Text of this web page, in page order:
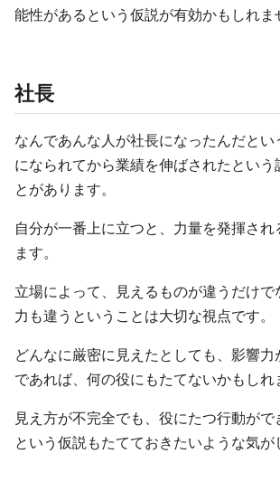
能性があるという仮説が有効かもしれま
社長
なんであんな人が社長になったんだと
になられてから業績を伸ばされたという
とがあります。
自分が一番上に立つと、力量を発揮さ
ます。
立場によって、見えるものが違うだけ
力も違うということは大切な視点です。
どんなに厳密に見えたとしても、影響
であれば、何の役にもたてないかもし
見え方が不完全でも、役にたつ行動がで
という仮説もたてておきたいような気が